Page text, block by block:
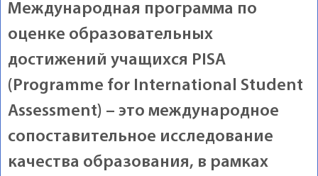
Международная программа по
оценке образовательных
достижений учащихся PISA
(Programme for International Student
Assessment) – это международное
сопоставительное исследование
качества образования, в рамках